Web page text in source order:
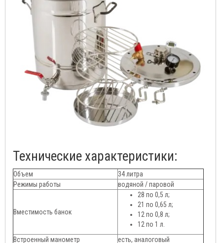
Технические характеристики:
Объем
34 литра
Режимы работы
водяной / паровой
Вместимость банок
28 по 0,5 л;
21 по 0,65 л;
12 по 0,8 л;
12 по 1 л.
Встроенный манометр
есть, аналоговый